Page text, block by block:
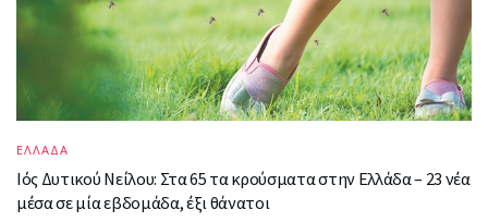
ΕΛΛΑΔΑ
Ιός Δυτικού Νείλου: Στα 65 τα κρούσματα στην Ελλάδα – 23 νέα
μέσα σε μία εβδομάδα, έξι θάνατοι